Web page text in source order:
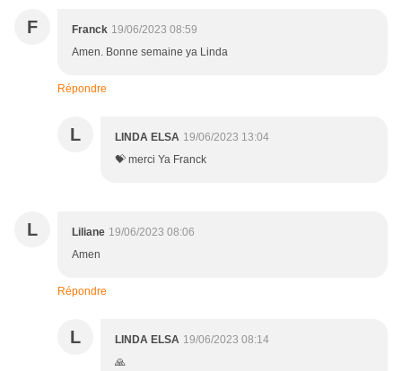
F Franck 19/06/2023 08:59
Amen. Bonne semaine ya Linda
Répondre
L LINDA ELSA 19/06/2023 13:04
💝 merci Ya Franck
L Liliane 19/06/2023 08:06
Amen
Répondre
L LINDA ELSA 19/06/2023 08:14
🙏